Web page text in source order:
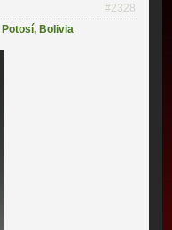
#2328
Potosí, Bolivia